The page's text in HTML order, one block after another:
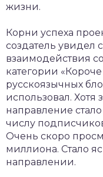
жизни.
Корни успеха
создатель увидел
взаимодействия
категории
русскоязычных
использовал. Хотя
направление
числу
Очень скоро
миллиона. Стало
направлении.